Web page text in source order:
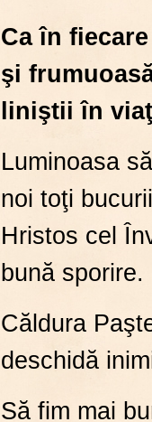
Ca în
şi
liniştii în
Luminoasa
noi toţi
Hristos cel
bună sporire.
Căldura
deschidă
Să fim mai